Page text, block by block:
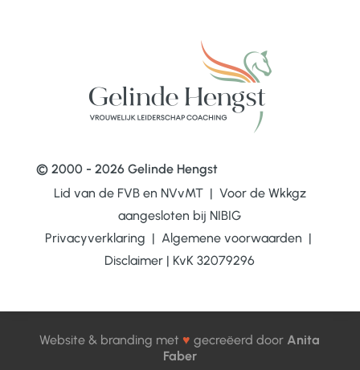
© 2000 - 2026 Gelinde Hengst
Lid van de FVB en NVvMT | Voor de Wkkgz
aangesloten bij NIBIG
Privacyverklaring | Algemene voorwaarden |
Disclaimer | KvK 32079296
Website & branding met ♥ gecreëerd door Anita
Faber